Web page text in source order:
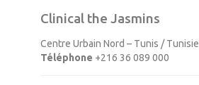
Clinical the Jasmins
Centre Urbain Nord – Tunis / Tunisie
Téléphone +216 36 089 000